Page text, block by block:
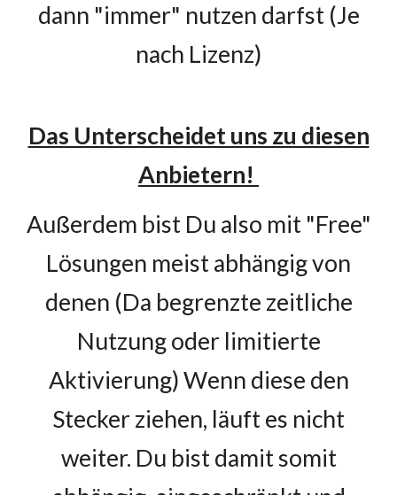
dann "immer" nutzen darfst (Je
nach Lizenz)
Das Unterscheidet uns zu diesen
Anbietern!
Außerdem bist Du also mit "Free"
Lösungen meist abhängig von
denen (Da begrenzte zeitliche
Nutzung oder limitierte
Aktivierung) Wenn diese den
Stecker ziehen, läuft es nicht
weiter. Du bist damit somit